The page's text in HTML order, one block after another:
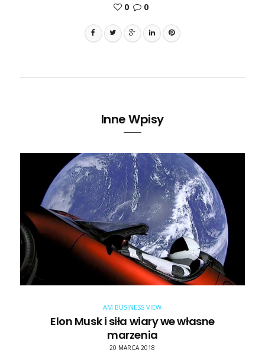
0 0
Inne Wpisy
AM BUSINESS VIEW
Elon Musk i siła wiary we własne
marzenia
20 MARCA 2018